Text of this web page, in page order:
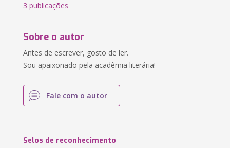
3 publicações
Sobre o autor
Antes de escrever, gosto de ler.
Sou apaixonado pela acadêmia literária!
Fale com o autor
Selos de reconhecimento